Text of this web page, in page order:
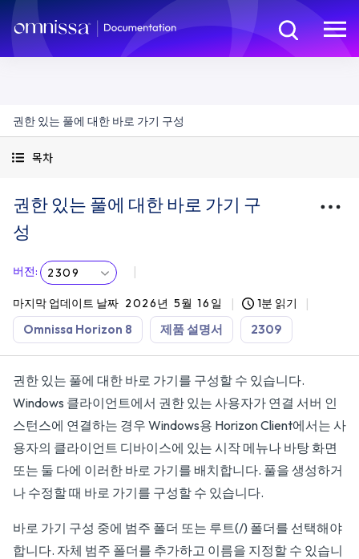
권한 있는 풀에 대한 바로 가기 구성
목차
권한 있는 풀에 대한 바로 가기 구
성
버전: 2309
마지막 업데이트 날짜 2026년 5월 16일 1분 읽기
Omnissa Horizon 8 제품 설명서 2309
권한 있는 풀에 대한 바로 가기를 구성할 수 있습니다.
Windows 클라이언트에서 권한 있는 사용자가 연결 서버 인
스턴스에 연결하는 경우 Windows용 Horizon Client에서는 사
용자의 클라이언트 디바이스에 있는 시작 메뉴나 바탕 화면
또는 둘 다에 이러한 바로 가기를 배치합니다. 풀을 생성하거
나 수정할 때 바로 가기를 구성할 수 있습니다.
바로 가기 구성 중에 범주 폴더 또는 루트(/) 폴더를 선택해야
합니다. 자체 범주 폴더를 추가하고 이름을 지정할 수 있습니